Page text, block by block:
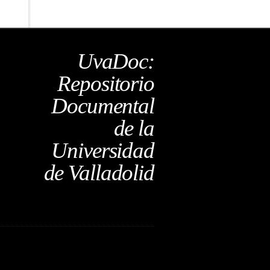
UvaDoc:
Repositorio
Documental
de la
Universidad
de Valladolid